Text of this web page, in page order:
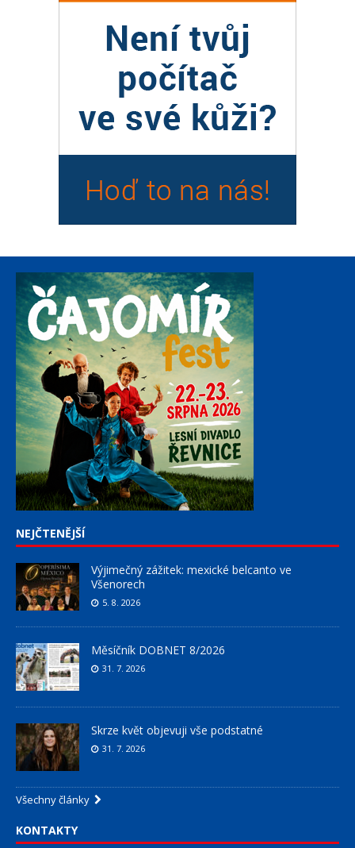
NEJČTENĚJŠÍ
Výjimečný zážitek: mexické belcanto ve
Všenorech
5. 8. 2026
Měsíčník DOBNET 8/2026
31. 7. 2026
Skrze květ objevuji vše podstatné
31. 7. 2026
Všechny články
KONTAKTY